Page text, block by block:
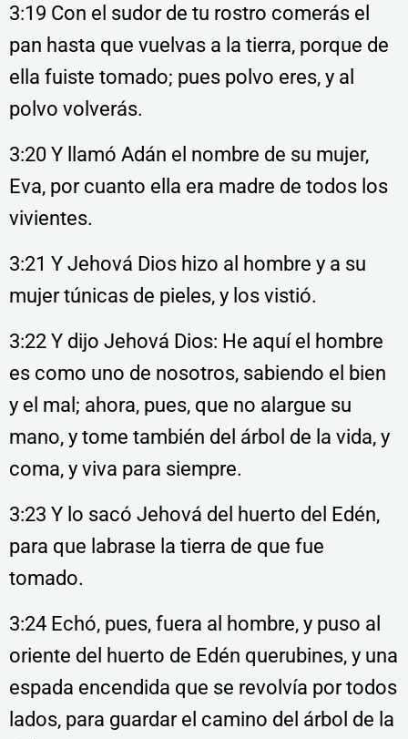
3:19 Con el sudor de tu rostro comerás el
pan hasta que vuelvas a la tierra, porque de
ella fuiste tomado; pues polvo eres, y al
polvo volverás.
3:20 Y llamó Adán el nombre de su mujer,
Eva, por cuanto ella era madre de todos los
vivientes.
3:21 Y Jehová Dios hizo al hombre y a su
mujer túnicas de pieles, y los vistió.
3:22 Y dijo Jehová Dios: He aquí el hombre
es como uno de nosotros, sabiendo el bien
y el mal; ahora, pues, que no alargue su
mano, y tome también del árbol de la vida, y
coma, y viva para siempre.
3:23 Y lo sacó Jehová del huerto del Edén,
para que labrase la tierra de que fue
tomado.
3:24 Echó, pues, fuera al hombre, y puso al
oriente del huerto de Edén querubines, y una
espada encendida que se revolvía por todos
lados, para guardar el camino del árbol de la